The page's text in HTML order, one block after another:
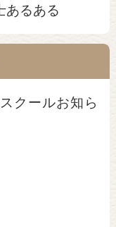
あるある
クールお知ら